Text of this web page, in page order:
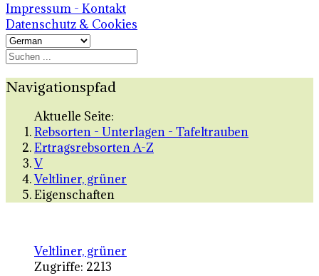
Impressum - Kontakt
Datenschutz & Cookies
Navigationspfad
Aktuelle Seite:
Rebsorten - Unterlagen - Tafeltrauben
Ertragsrebsorten A-Z
V
Veltliner, grüner
Eigenschaften
Veltliner, grüner
Zugriffe: 2213